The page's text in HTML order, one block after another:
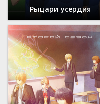
Рыцари усердия